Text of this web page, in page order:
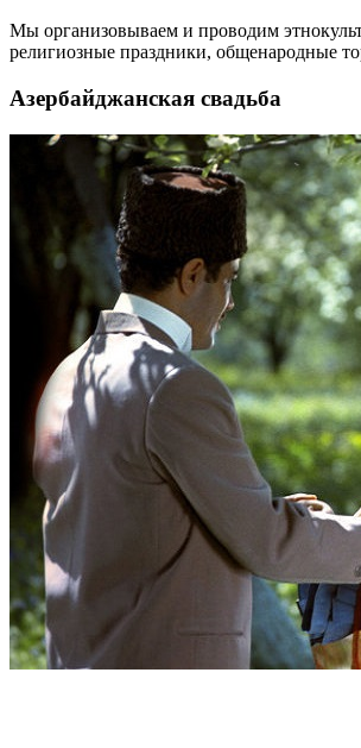
Мы организовываем и проводим
религиозные праздники, общенародные
Азербайджанская свадьба